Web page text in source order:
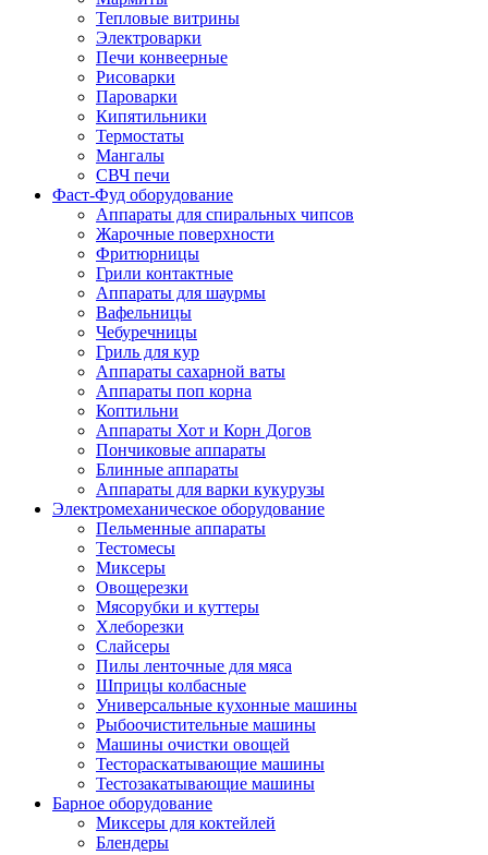
Тепловые витрины
Электроварки
Печи конвеерные
Рисоварки
Пароварки
Кипятильники
Термостаты
Мангалы
СВЧ печи
Фаст-Фуд оборудование
Аппараты для спиральных чипсов
Жарочные поверхности
Фритюрницы
Грили контактные
Аппараты для шаурмы
Вафельницы
Чебуречницы
Гриль для кур
Аппараты сахарной ваты
Аппараты поп корна
Коптильни
Аппараты Хот и Корн Догов
Пончиковые аппараты
Блинные аппараты
Аппараты для варки кукурузы
Электромеханическое оборудование
Пельменные аппараты
Тестомесы
Миксеры
Овощерезки
Мясорубки и куттеры
Хлеборезки
Слайсеры
Пилы ленточные для мяса
Шприцы колбасные
Универсальные кухонные машины
Рыбоочистительные машины
Машины очистки овощей
Тестораскатывающие машины
Тестозакатывающие машины
Барное оборудование
Миксеры для коктейлей
Блендеры